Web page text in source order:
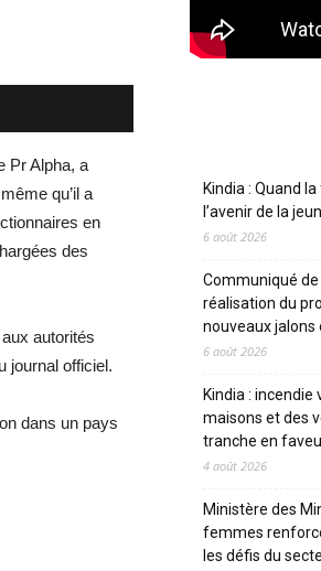
Pr Alpha, a
qu’il a
en
des
autorités
journal officiel.
dans un pays
Kindia : Quand
l’avenir de la
6 août 2026
Communiqué
réalisation du
nouveaux jalons
6 août 2026
Kindia :
maisons et des
tranche en
4 août 2026
Ministère des
femmes
les défis du